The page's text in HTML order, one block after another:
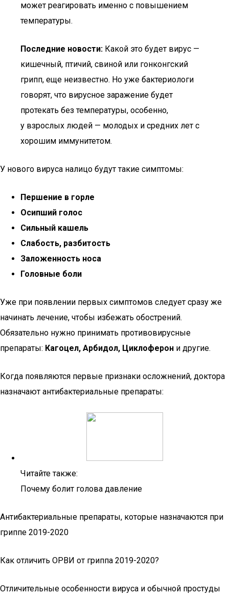
может реагировать именно с повышением
температуры.
Последние новости: Какой это будет вирус —
кишечный, птичий, свиной или гонконгский
грипп, еще неизвестно. Но уже бактериологи
говорят, что вирусное заражение будет
протекать без температуры, особенно,
у взрослых людей — молодых и средних лет с
хорошим иммунитетом.
У нового вируса налицо будут такие симптомы:
Першение в горле
Осипший голос
Сильный кашель
Слабость, разбитость
Заложенность носа
Головные боли
Уже при появлении первых симптомов следует сразу же
начинать лечение, чтобы избежать обострений.
Обязательно нужно принимать противовирусные
препараты: Кагоцел, Арбидол, Циклоферон и другие.
Когда появляются первые признаки осложнений, доктора
назначают антибактериальные препараты:
Читайте также:
Почему болит голова давление
Антибактериальные препараты, которые назначаются при
гриппе 2019-2020
Как отличить ОРВИ от гриппа 2019-2020?
Отличительные особенности вируса и обычной простуды